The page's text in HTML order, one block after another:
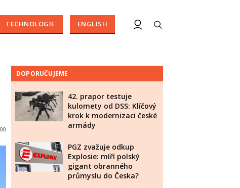
TECHNOLOGIE ENGLISH
DOPORUČUJEME
42. prapor testuje
kulomety od DSS: Klíčový
krok k modernizaci české
armády
PGZ zvažuje odkup
Explosie: míří polský
gigant obranného
průmyslu do Česka?